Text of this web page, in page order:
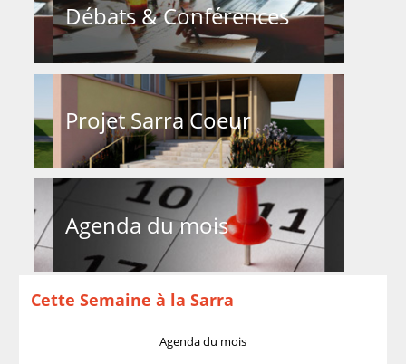
Débats & Conférences
Projet Sarra Coeur
Agenda du mois
Cette Semaine à la Sarra
Agenda du mois